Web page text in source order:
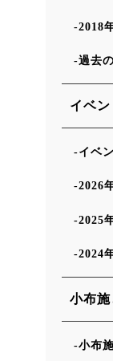
2018
過去
イベン
イベ
2026
2025
2024
小布
小布